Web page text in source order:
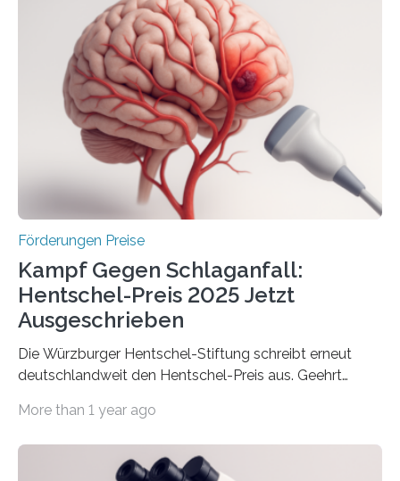
anderem zur Unterstützung der
Industrieforschungsprogramme Industrielle
Gemeinschaftsforschung (IGF), Zentrales
Innovationsprogramm Mittelstand (ZIM) und
Innovationskompetenz INNO-KOM. Auf dem
Innovationstag Mittelstand 2025 am 5. Juni 2025 in
Berlin überbrachte das Bundesministerium für
Wirtschaft und Energie eine gute Nachricht:
Überplanmäßige Verpflichtungsermächtigungen in
Förderungen Preise
Kampf Gegen Schlaganfall:
Hentschel-Preis 2025 Jetzt
Ausgeschrieben
Die Würzburger Hentschel-Stiftung schreibt erneut
deutschlandweit den Hentschel-Preis aus. Geehrt
hochrangige wissenschaftliche Publikation zum Thema
Schlaganfall“ mit Sitz in Würzburg fördert die
More than 1 year ago